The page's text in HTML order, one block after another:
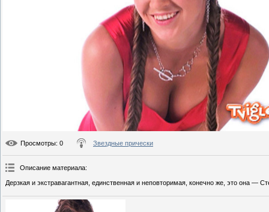
Просмотры: 0 Звездные прически
Описание материала:
Дерзкая и экстравагантная, единственная и неповторимая, конечно же, это она —